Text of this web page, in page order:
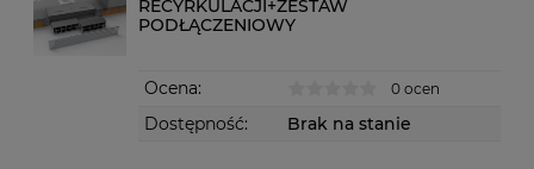
RECYRKULACJI+ZESTAW
PODŁĄCZENIOWY
Ocena: 0 ocen
Dostępność: Brak na stanie